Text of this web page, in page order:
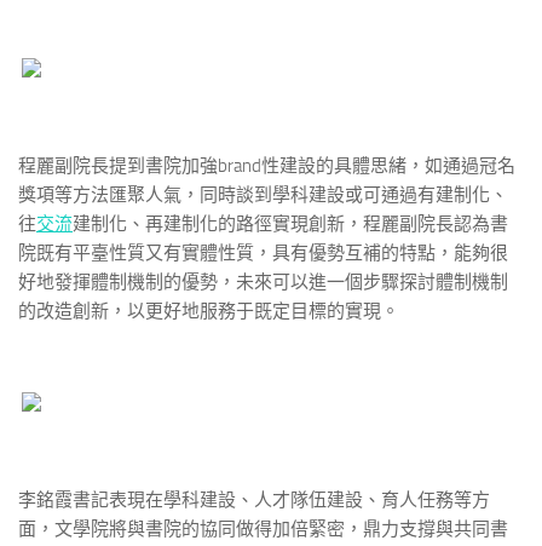
程麗副院長提到書院加強brand性建設的具體思緒，如通過冠名
獎項等方法匯聚人氣，同時談到學科建設或可通過有建制化、
往交流建制化、再建制化的路徑實現創新，程麗副院長認為書
院既有平臺性質又有實體性質，具有優勢互補的特點，能夠很
好地發揮體制機制的優勢，未來可以進一個步驟探討體制機制
的改造創新，以更好地服務于既定目標的實現。
李銘霞書記表現在學科建設、人才隊伍建設、育人任務等方
面，文學院將與書院的協同做得加倍緊密，鼎力支撐與共同書